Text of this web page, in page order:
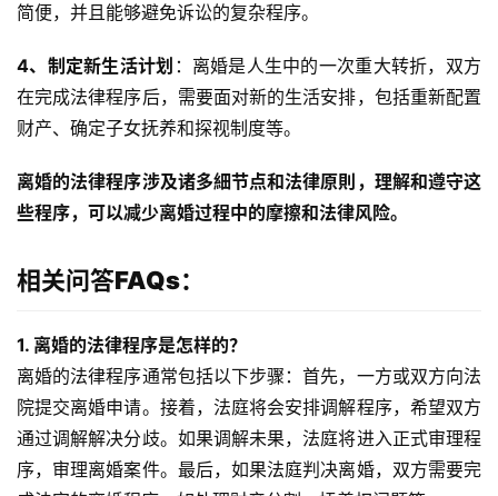
简便，并且能够避免诉讼的复杂程序。
4、制定新生活计划 ：离婚是人生中的一次重大转折，双方
在完成法律程序后，需要面对新的生活安排，包括重新配置
财产、确定子女抚养和探视制度等。
离婚的法律程序涉及诸多細节点和法律原則，理解和遵守这
些程序，可以减少离婚过程中的摩擦和法律风险。
相关问答FAQs：
1. 离婚的法律程序是怎样的？
离婚的法律程序通常包括以下步骤：首先，一方或双方向法
院提交离婚申请。接着，法庭将会安排调解程序，希望双方
通过调解解决分歧。如果调解未果，法庭将进入正式审理程
序，审理离婚案件。最后，如果法庭判决离婚，双方需要完